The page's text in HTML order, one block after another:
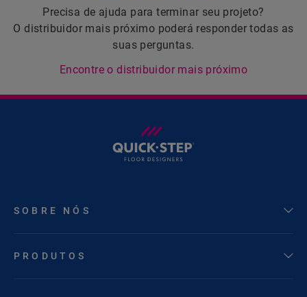
Precisa de ajuda para terminar seu projeto?
O distribuidor mais próximo poderá responder todas as
suas perguntas.
Encontre o distribuidor mais próximo
SOBRE NÓS
PRODUTOS